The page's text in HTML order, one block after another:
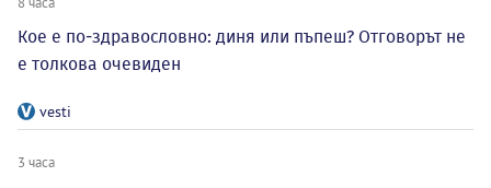
Кое е по-здравословно: диня или пъпеш? Отговорът не
е толкова очевиден
vesti
3 часа